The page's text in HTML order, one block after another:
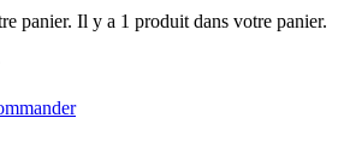
panier. Il y a 1 produit dans votre panier.